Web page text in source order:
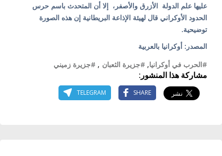
عليها علم الدولة الأزرق والأصفر، إلا أن المتحدث باسم حرس
الحدود الأوكراني قال لهيئة الإذاعة البريطانية إن هذه الصورة
توضيحية.
المصدر: أوكرانيا بالعربية
#الحرب في أوكرانيا, #جزيرة الثعبان , #جزيرة زميني
مشاركة هذا المنشور:
SHARE
TELEGRAM